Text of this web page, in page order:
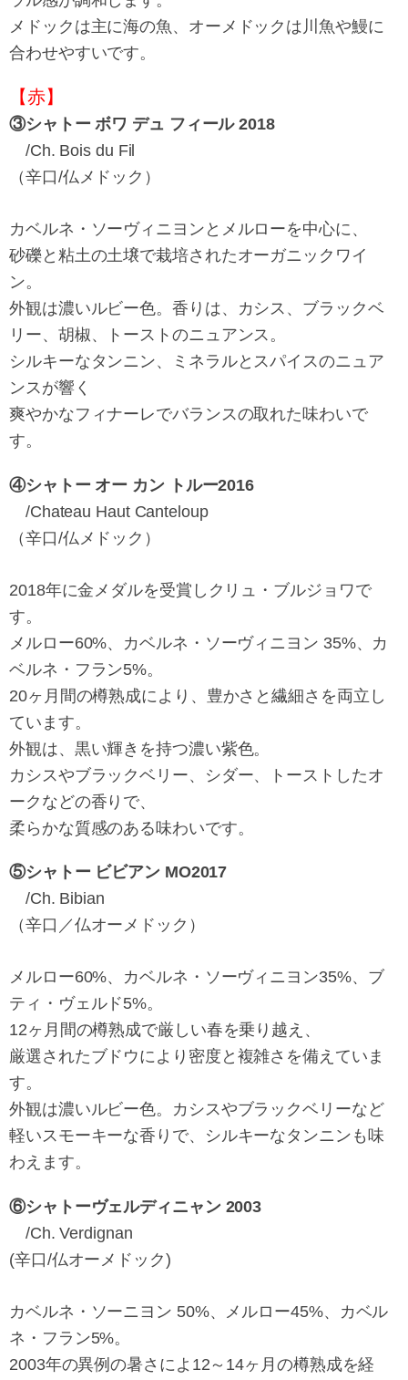
メドックは主に海の魚、オーメドックは川魚や鰻に
合わせやすいです。
【赤】
③シャトー ボワ デュ フィール 2018
/Ch. Bois du Fil
（辛口/仏メドック）
カベルネ・ソーヴィニヨンとメルローを中心に、
砂礫と粘土の土壌で栽培されたオーガニックワイ
ン。
外観は濃いルビー色。香りは、カシス、ブラックベ
リー、胡椒、トーストのニュアンス。
シルキーなタンニン、ミネラルとスパイスのニュア
ンスが響く
爽やかなフィナーレでバランスの取れた味わいで
す。
④シャトー オー カン トルー2016
/Chateau Haut Canteloup
（辛口/仏メドック）
2018年に金メダルを受賞しクリュ・ブルジョワで
す。
メルロー60%、カベルネ・ソーヴィニヨン 35%、カ
ベルネ・フラン5%。
20ヶ月間の樽熟成により、豊かさと繊細さを両立し
ています。
外観は、黒い輝きを持つ濃い紫色。
カシスやブラックベリー、シダー、トーストしたオ
ークなどの香りで、
柔らかな質感のある味わいです。
⑤シャトー ビビアン MO2017
/Ch. Bibian
（辛口／仏オーメドック）
メルロー60%、カベルネ・ソーヴィニヨン35%、ブ
ティ・ヴェルド5%。
12ヶ月間の樽熟成で厳しい春を乗り越え、
厳選されたブドウにより密度と複雑さを備えていま
す。
外観は濃いルビー色。カシスやブラックベリーなど
軽いスモーキーな香りで、シルキーなタンニンも味
わえます。
⑥シャトーヴェルディニャン 2003
/Ch. Verdignan
(辛口/仏オーメドック)
カベルネ・ソーニヨン 50%、メルロー45%、カベル
ネ・フラン5%。
2003年の異例の暑さによ12～14ヶ月の樽熟成を経